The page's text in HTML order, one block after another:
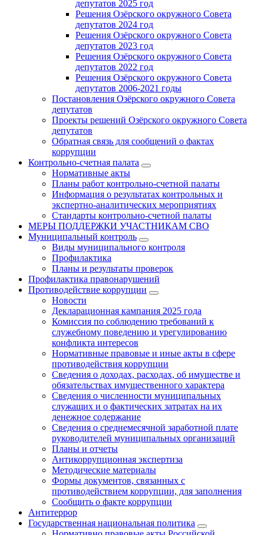
депутатов 2025 год
Решения Озёрского окружного Совета
депутатов 2024 год
Решения Озёрского окружного Совета
депутатов 2023 год
Решения Озёрского окружного Совета
депутатов 2022 год
Решения Озёрского окружного Совета
депутатов 2006-2021 годы
Постановления Озёрского окружного Совета
депутатов
Проекты решений Озёрского окружного Совета
депутатов
Обратная связь для сообщений о фактах
коррупции
Контрольно-счетная палата
Нормативные акты
Планы работ контрольно-счетной палаты
Информация о результатах контрольных и
экспертно-аналитических мероприятиях
Стандарты контрольно-счетной палаты
МЕРЫ ПОДДЕРЖКИ УЧАСТНИКАМ СВО
Муниципальный контроль
Виды муниципального контроля
Профилактика
Планы и результаты проверок
Профилактика правонарушений
Противодействие коррупции
Новости
Декларационная кампания 2025 года
Комиссия по соблюдению требований к
служебному поведению и урегулированию
конфликта интересов
Нормативные правовые и иные акты в сфере
противодействия коррупции
Сведения о доходах, расходах, об имуществе и
обязательствах имущественного характера
Сведения о численности муниципальных
служащих и о фактических затратах на их
денежное содержание
Сведения о среднемесячной заработной плате
руководителей муниципальных организаций
Планы и отчеты
Антикоррупционная экспертиза
Методические материалы
Формы документов, связанных с
противодействием коррупции, для заполнения
Сообщить о факте коррупции
Антитеррор
Государственная национальная политика